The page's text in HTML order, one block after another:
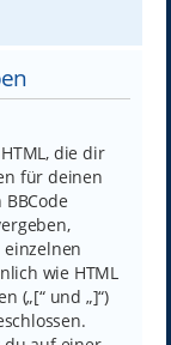
die dir
für deinen
wie HTML
(„[“ und „]“)